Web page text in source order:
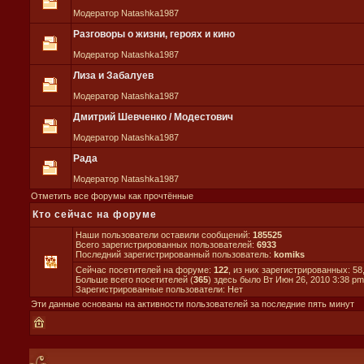
Модератор Natashka1987
Разговоры о жизни, героях и кино
Модератор Natashka1987
Лиза и Забалуев
Модератор Natashka1987
Дмитрий Шевченко / Модестович
Модератор Natashka1987
Рада
Модератор Natashka1987
Отметить все форумы как прочтённые
Кто сейчас на форуме
Наши пользователи оставили сообщений: 185525
Всего зарегистрированных пользователей: 6933
Последний зарегистрированный пользователь: komiks
Сейчас посетителей на форуме: 122 , из них зарегистрированных:
Больше всего посетителей (365) здесь было Вт Июн 26, 2010 3:38 pm
Зарегистрированные пользователи: Нет
Эти данные основаны на активности пользователей за последние пять минут